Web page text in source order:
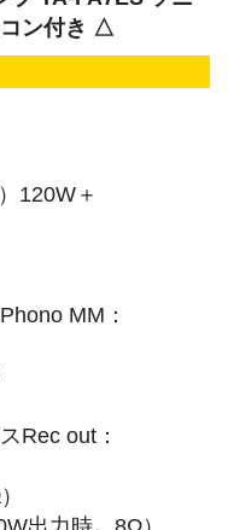
ン付き △
120W＋
MM：
Rec out：